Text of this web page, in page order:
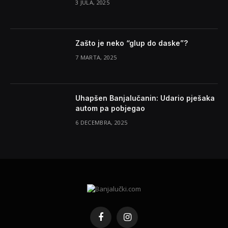
3 JULA, 2025
Zašto je neko “glup do daske”?
7 MARTA, 2025
Uhapšen Banjalučanin: Udario pješaka
autom pa pobjegao
6 DECEMBRA, 2025
FacebookInstagram